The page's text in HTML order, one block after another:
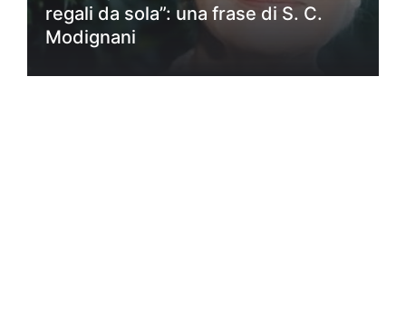
regali da sola”: una frase di S. C.
Modignani